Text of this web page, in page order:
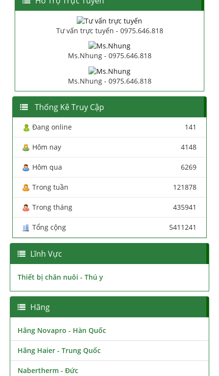
Tư vấn trực tuyến - 0975.646.818
Ms.Nhung - 0975.646.818
Ms.Nhung - 0975.646.818
Thống Kê Truy Cập
Đang online 141
Hôm nay 4148
Hôm qua 6269
Trong tuần 121878
Trong tháng 435941
Tổng cộng 5411241
Lĩnh Vực
Thiết bị chăn nuôi - Thú y
Hãng
Hãng Novapro - Hàn Quốc
Hãng Haier - Trung Quốc
Nabertherm - Đức